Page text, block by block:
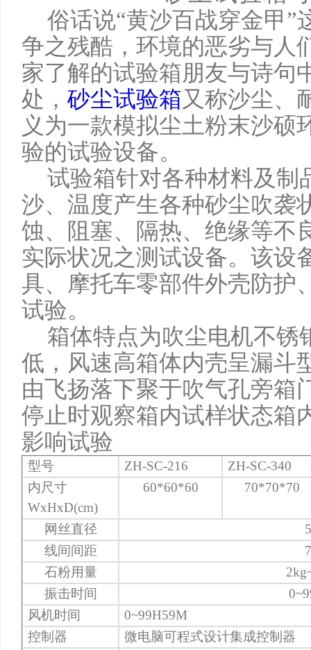
俗话说“黄沙百战穿金甲”
争之残酷，环境的恶劣与人
家了解的试验箱朋友与诗句
处， 砂尘试验箱又称沙尘、
义为一款模拟尘土粉末沙硕
验的试验设备。
试验箱针对各种材料及制
沙、温度产生各种砂尘吹袭
蚀、阻塞、隔热、绝缘等不
实际状况之测试设备。该设
具、摩托车零部件外壳防护
试验。
箱体特点为吹尘电机不锈
低，风速高箱体内壳呈漏斗
由飞扬落下聚于吹气孔旁箱
停止时观察箱内试样状态箱
影响试验
型号 ZH-SC-216
ZH-SC-340
内尺寸
WxHxD(cm)
60*60*60 70*70*70
网丝直径
线间间距
石粉用量
振击时间
风机时间
0~99H59M
控制器
微电脑可程式设计集成控制器